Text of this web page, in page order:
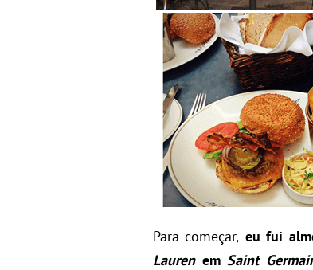
Para começar, eu fui
LaurenemSaint